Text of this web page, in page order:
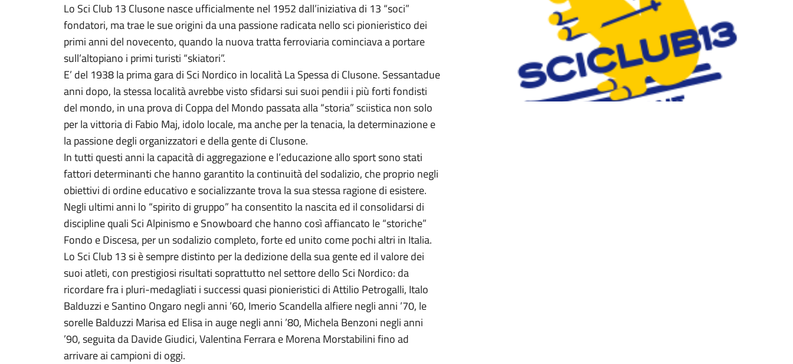
Lo Sci Club 13 Clusone nasce ufficialmente nel 1952 dall’iniziativa di 13 “soci”
fondatori, ma trae le sue origini da una passione radicata nello sci pionieristico dei
primi anni del novecento, quando la nuova tratta ferroviaria cominciava a portare
sull’altopiano i primi turisti “skiatori”.
E’ del 1938 la prima gara di Sci Nordico in località La Spessa di Clusone. Sessantadue
anni dopo, la stessa località avrebbe visto sfidarsi sui suoi pendii i più forti fondisti
del mondo, in una prova di Coppa del Mondo passata alla “storia” sciistica non solo
per la vittoria di Fabio Maj, idolo locale, ma anche per la tenacia, la determinazione e
la passione degli organizzatori e della gente di Clusone.
In tutti questi anni la capacità di aggregazione e l’educazione allo sport sono stati
fattori determinanti che hanno garantito la continuità del sodalizio, che proprio negli
obiettivi di ordine educativo e socializzante trova la sua stessa ragione di esistere.
Negli ultimi anni lo “spirito di gruppo” ha consentito la nascita ed il consolidarsi di
discipline quali Sci Alpinismo e Snowboard che hanno così affiancato le “storiche”
Fondo e Discesa, per un sodalizio completo, forte ed unito come pochi altri in Italia.
Lo Sci Club 13 si è sempre distinto per la dedizione della sua gente ed il valore dei
suoi atleti, con prestigiosi risultati soprattutto nel settore dello Sci Nordico: da
ricordare fra i pluri-medagliati i successi quasi pionieristici di Attilio Petrogalli, Italo
Balduzzi e Santino Ongaro negli anni ’60, Imerio Scandella alfiere negli anni ’70, le
sorelle Balduzzi Marisa ed Elisa in auge negli anni ’80, Michela Benzoni negli anni
’90, seguita da Davide Giudici, Valentina Ferrara e Morena Morstabilini fino ad
arrivare ai campioni di oggi.